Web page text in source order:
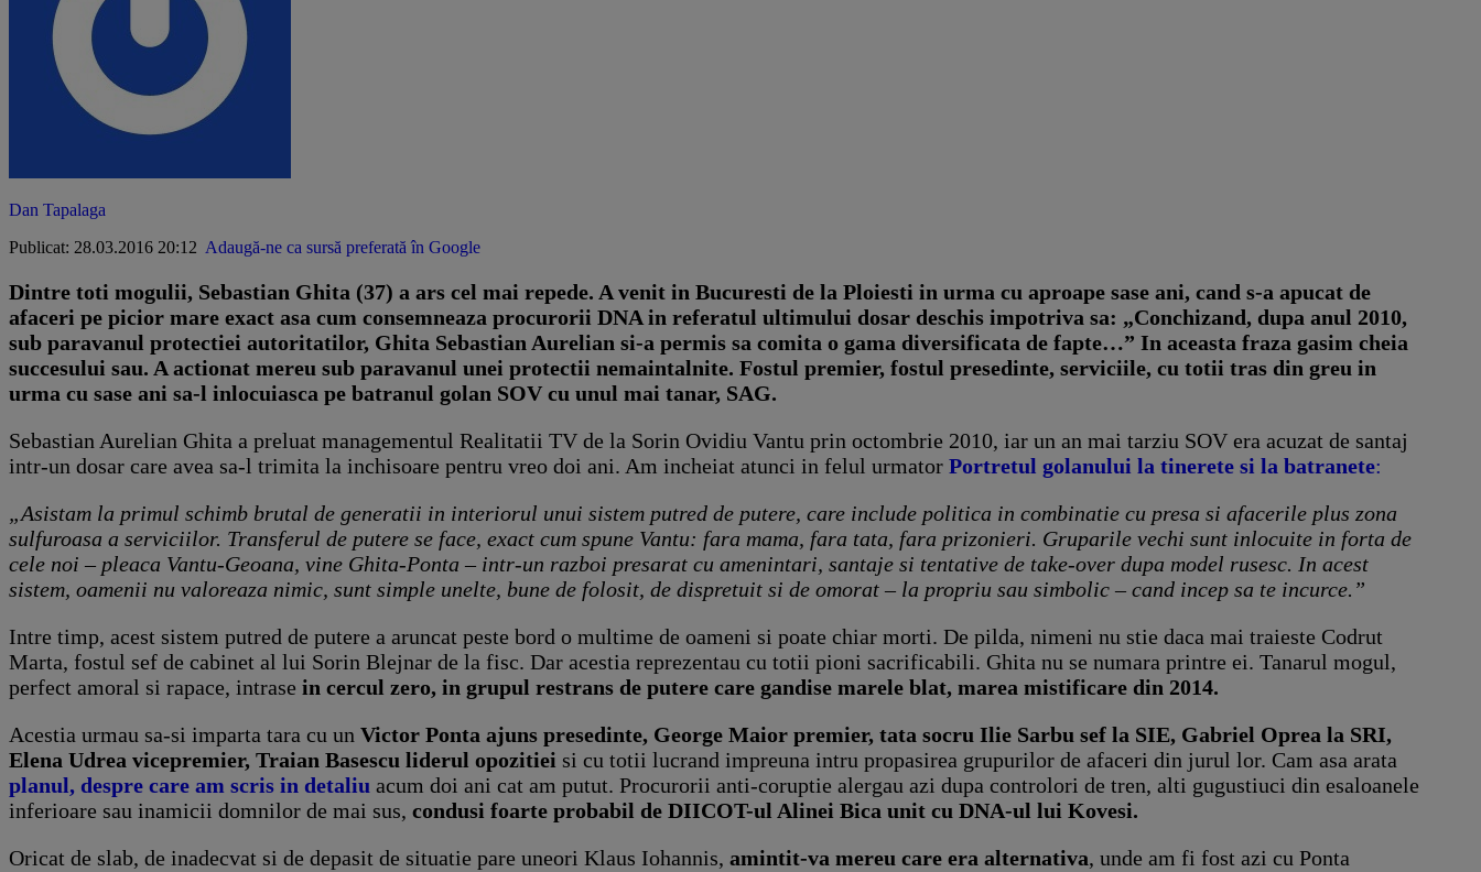
Dan Tapalaga
Publicat: 28.03.2016 20:12 Adaugă-ne ca sursă preferată în Google
Dintre toti mogulii, Sebastian Ghita (37) a ars cel mai repede. A venit in Bucuresti de la Ploiesti in urma cu aproape sase ani, cand s-a apucat de
afaceri pe picior mare exact asa cum consemneaza procurorii DNA in referatul ultimului dosar deschis impotriva sa: „Conchizand, dupa anul 2010,
sub paravanul protectiei autoritatilor, Ghita Sebastian Aurelian si-a permis sa comita o gama diversificata de fapte…” In aceasta fraza gasim cheia
succesului sau. A actionat mereu sub paravanul unei protectii nemaintalnite. Fostul premier, fostul presedinte, serviciile, cu totii tras din greu in
urma cu sase ani sa-l inlocuiasca pe batranul golan SOV cu unul mai tanar, SAG.
Sebastian Aurelian Ghita a preluat managementul Realitatii TV de la Sorin Ovidiu Vantu prin octombrie 2010, iar un an mai tarziu SOV era acuzat de santaj
intr-un dosar care avea sa-l trimita la inchisoare pentru vreo doi ani. Am incheiat atunci in felul urmator Portretul golanului la tinerete si la batranete:
„Asistam la primul schimb brutal de generatii in interiorul unui sistem putred de putere, care include politica in combinatie cu presa si afacerile plus zona
sulfuroasa a serviciilor. Transferul de putere se face, exact cum spune Vantu: fara mama, fara tata, fara prizonieri. Gruparile vechi sunt inlocuite in forta de
cele noi – pleaca Vantu-Geoana, vine Ghita-Ponta – intr-un razboi presarat cu amenintari, santaje si tentative de take-over dupa model rusesc. In acest
sistem, oamenii nu valoreaza nimic, sunt simple unelte, bune de folosit, de dispretuit si de omorat – la propriu sau simbolic – cand incep sa te incurce.”
Intre timp, acest sistem putred de putere a aruncat peste bord o multime de oameni si poate chiar morti. De pilda, nimeni nu stie daca mai traieste Codrut
Marta, fostul sef de cabinet al lui Sorin Blejnar de la fisc. Dar acestia reprezentau cu totii pioni sacrificabili. Ghita nu se numara printre ei. Tanarul mogul,
perfect amoral si rapace, intrase in cercul zero, in grupul restrans de putere care gandise marele blat, marea mistificare din 2014.
Acestia urmau sa-si imparta tara cu un Victor Ponta ajuns presedinte, George Maior premier, tata socru Ilie Sarbu sef la SIE, Gabriel Oprea la SRI,
Elena Udrea vicepremier, Traian Basescu liderul opozitiei si cu totii lucrand impreuna intru propasirea grupurilor de afaceri din jurul lor. Cam asa arata
planul, despre care am scris in detaliu acum doi ani cat am putut. Procurorii anti-coruptie alergau azi dupa controlori de tren, alti gugustiuci din esaloanele
inferioare sau inamicii domnilor de mai sus, condusi foarte probabil de DIICOT-ul Alinei Bica unit cu DNA-ul lui Kovesi.
Oricat de slab, de inadecvat si de depasit de situatie pare uneori Klaus Iohannis, amintit-va mereu care era alternativa, unde am fi fost azi cu Ponta